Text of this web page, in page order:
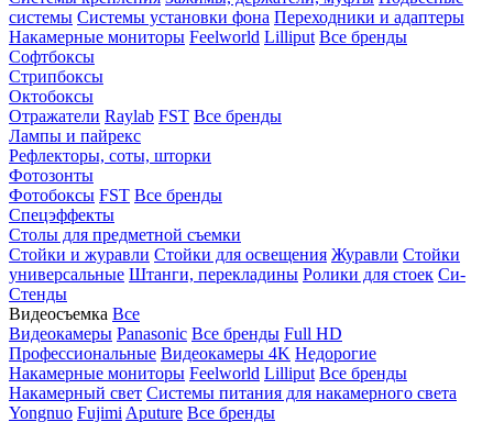
системы Системы установки фона Переходники и адаптеры
Накамерные мониторы Feelworld Lilliput Все бренды
Софтбоксы
Стрипбоксы
Октобоксы
Отражатели Raylab FST Все бренды
Лампы и пайрекс
Рефлекторы, соты, шторки
Фотозонты
Фотобоксы FST Все бренды
Спецэффекты
Столы для предметной съемки
Стойки и журавли Стойки для освещения Журавли Стойки
универсальные Штанги, перекладины Ролики для стоек Си-
Стенды
Видеосъемка Все
Видеокамеры Panasonic Все бренды Full HD
Профессиональные Видеокамеры 4K Недорогие
Накамерные мониторы Feelworld Lilliput Все бренды
Накамерный свет Системы питания для накамерного света
Yongnuo Fujimi Aputure Все бренды